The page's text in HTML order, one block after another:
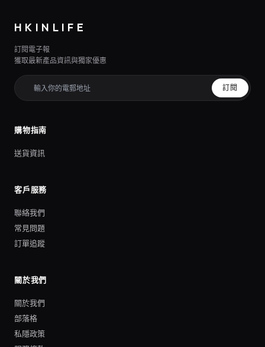
HKINLIFE
訂閱電子報
獲取最新產品資訊與獨家優惠
訂閱
購物指南
送貨資訊
客戶服務
聯絡我們
常見問題
訂單追蹤
關於我們
關於我們
部落格
私隱政策